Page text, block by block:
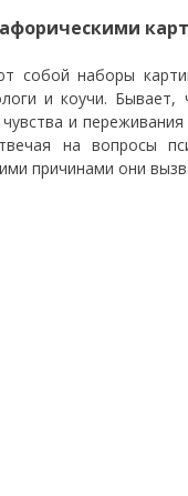
собой наборы
и коучи.
и
на вопросы
причинами они